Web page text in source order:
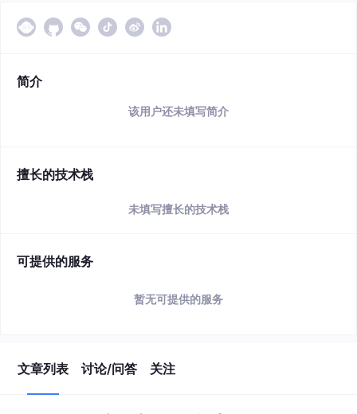
简介
该用户还未填写简介
擅长的技术栈
未填写擅长的技术栈
可提供的服务
暂无可提供的服务
文章列表 讨论/问答 关注